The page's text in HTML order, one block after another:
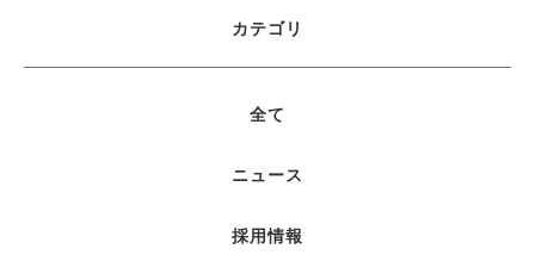
カテゴリ
全て
ニュース
採用情報